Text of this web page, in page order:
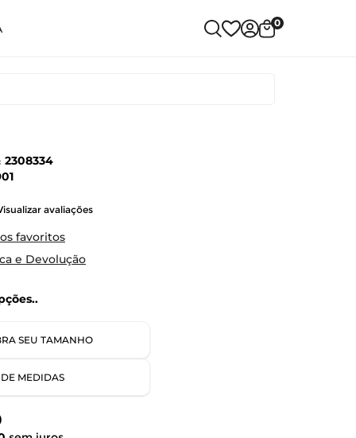
0
2308334
avaliações
favoritos
e Devolução
SEU TAMANHO
MEDIDAS